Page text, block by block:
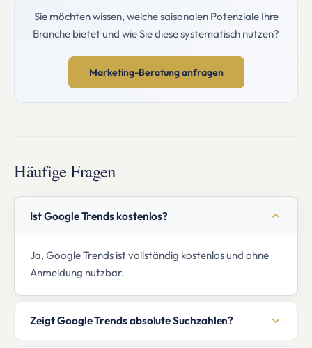
Sie möchten wissen, welche saisonalen Potenziale Ihre
Branche bietet und wie Sie diese systematisch nutzen?
Marketing-Beratung anfragen
Häufige Fragen
Ist Google Trends kostenlos?
Ja, Google Trends ist vollständig kostenlos und ohne
Anmeldung nutzbar.
Zeigt Google Trends absolute Suchzahlen?